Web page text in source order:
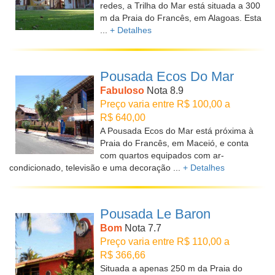
redes, a Trilha do Mar está situada a 300
m da Praia do Francês, em Alagoas. Esta
+ Detalhes
Pousada Ecos Do Mar
Fabuloso Nota 8.9
Preço varia entre R$ 100,00 a
R$ 640,00
A Pousada Ecos do Mar está próxima à
Praia do Francês, em Maceió, e conta
com quartos equipados com ar-
condicionado, televisão e uma decoração ... + Detalhes
Pousada Le Baron
Bom Nota 7.7
Preço varia entre R$ 110,00 a
R$ 366,66
Situada a apenas 250 m da Praia do